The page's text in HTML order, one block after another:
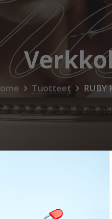
Tuotteet